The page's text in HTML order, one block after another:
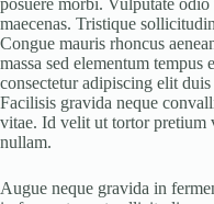
posuere morbi. Vulputate
maecenas. Tristique
Congue mauris rhoncus
massa sed elementum tempus
consectetur adipiscing elit
Facilisis gravida neque
vitae. Id velit ut tortor pretium
nullam.
Augue neque gravida in